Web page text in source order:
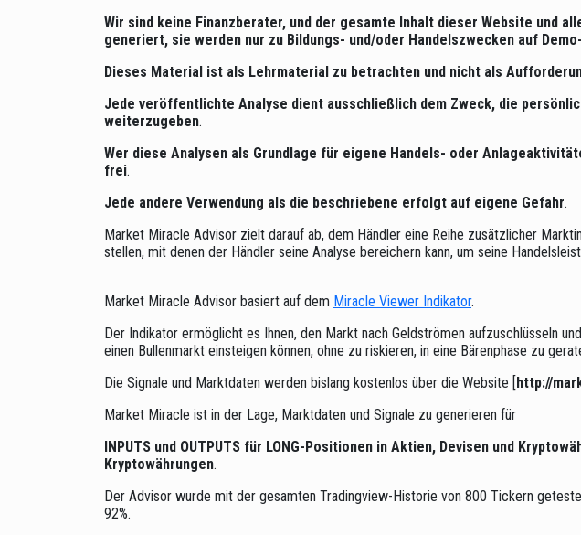
Wir sind keine Finanzberater, und der gesamte Inhalt dieser Website und
generiert, sie werden nur zu Bildungs- und/oder Handelszwecken auf
Dieses Material ist als Lehrmaterial zu betrachten und nicht als
Jede veröffentlichte Analyse dient ausschließlich dem Zweck, die
weiterzugeben.
Wer diese Analysen als Grundlage für eigene Handels- oder
frei.
Jede andere Verwendung als die beschriebene erfolgt auf eigene Gefahr.
Market Miracle Advisor zielt darauf ab, dem Händler eine Reihe zusätzlicher
stellen, mit denen der Händler seine Analyse bereichern kann, um seine
Market Miracle Advisor basiert auf dem Miracle Viewer Indikator.
Der Indikator ermöglicht es Ihnen, den Markt nach Geldströmen aufzuschlüsseln
einen Bullenmarkt einsteigen können, ohne zu riskieren, in eine Bärenphase zu
Die Signale und Marktdaten werden bislang kostenlos über die Website [http://
Market Miracle ist in der Lage, Marktdaten und Signale zu generieren für
INPUTS und OUTPUTS für LONG-Positionen in Aktien, Devisen und
Kryptowährungen.
Der Advisor wurde mit der gesamten Tradingview-Historie von 800 Tickern
92%.